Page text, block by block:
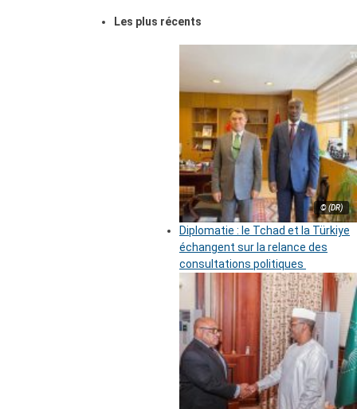
Les plus récents
© (DR)
Diplomatie : le Tchad et la Türkiye
échangent sur la relance des
consultations politiques